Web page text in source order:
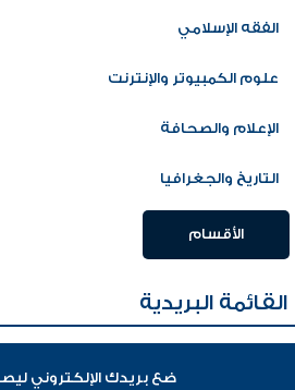
الفقه الإسلامي
علوم الكمبيوتر والإنترنت
الإعلام والصحافة
التاريخ والجغرافيا
الأقسام
القائمة البريدية
ضع بريدك الإلكتروني